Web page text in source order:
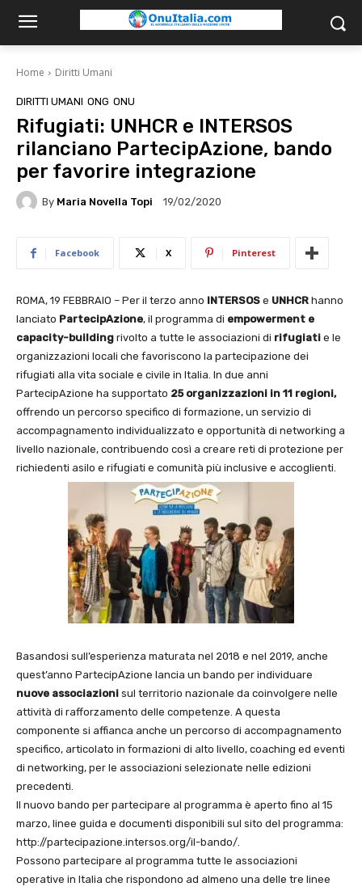
Home Diritti Umani
DIRITTI UMANI ONG ONU
Rifugiati: UNHCR e INTERSOS
rilanciano PartecipAzione, bando
per favorire integrazione
By Maria Novella Topi 19/02/2020
Facebook X Pinterest
ROMA, 19 FEBBRAIO – Per il terzo anno INTERSOS e UNHCR hanno
lanciato PartecipAzione, il programma di empowerment e
capacity-building rivolto a tutte le associazioni di rifugiati e le
organizzazioni locali che favoriscono la partecipazione dei
rifugiati alla vita sociale e civile in Italia. In due anni
PartecipAzione ha supportato 25 organizzazioni in 11 regioni,
offrendo un percorso specifico di formazione, un servizio di
accompagnamento individualizzato e opportunità di networking a
livello nazionale, contribuendo così a creare reti di protezione per
richiedenti asilo e rifugiati e comunità più inclusive e accoglienti.
Basandosi sull’esperienza maturata nel 2018 e nel 2019, anche
quest’anno PartecipAzione lancia un bando per individuare
nuove associazioni sul territorio nazionale da coinvolgere nelle
attività di rafforzamento delle competenze. A questa
componente si affianca anche un percorso di accompagnamento
specifico, articolato in formazioni di alto livello, coaching ed eventi
di networking, per le associazioni selezionate nelle edizioni
precedenti.
Il nuovo bando per partecipare al programma è aperto fino al 15
marzo, linee guida e documenti disponibili sul sito del programma:
http://partecipazione.intersos.org/il-bando/.
Possono partecipare al programma tutte le associazioni
operative in Italia che rispondono ad almeno una delle tre linee